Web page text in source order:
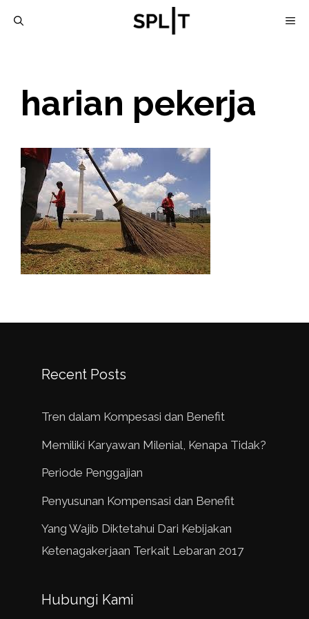
harian pekerja
Recent Posts
Tren dalam Kompesasi dan Benefit
Memiliki Karyawan Milenial, Kenapa Tidak?
Periode Penggajian
Penyusunan Kompensasi dan Benefit
Yang Wajib Diktetahui Dari Kebijakan
Ketenagakerjaan Terkait Lebaran 2017
Hubungi Kami